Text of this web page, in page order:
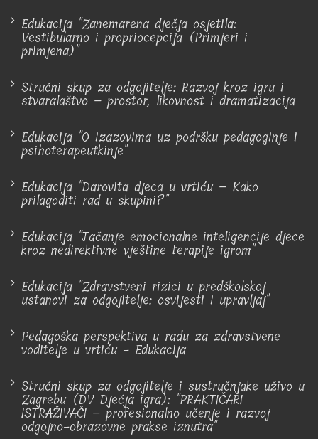
Edukacija "Zanemarena dječja osjetila:
Vestibularno i propriocepcija (Primjeri i
primjena)"
Stručni skup za odgojitelje: Razvoj kroz igru i
stvaralaštvo – prostor, likovnost i dramatizacija
Edukacija "O izazovima uz podršku pedagoginje i
psihoterapeutkinje"
Edukacija "Darovita djeca u vrtiću – Kako
prilagoditi rad u skupini?"
Edukacija "Jačanje emocionalne inteligencije djece
kroz nedirektivne vještine terapije igrom"
Edukacija "Zdravstveni rizici u predškolskoj
ustanovi za odgojitelje: osvijesti i upravljaj"
Pedagoška perspektiva u radu za zdravstvene
voditelje u vrtiću - Edukacija
Stručni skup za odgojitelje i sustručnjake uživo u
Zagrebu (DV Dječja igra): "PRAKTIČARI
ISTRAŽIVAČI – profesionalno učenje i razvoj
odgojno-obrazovne prakse iznutra"